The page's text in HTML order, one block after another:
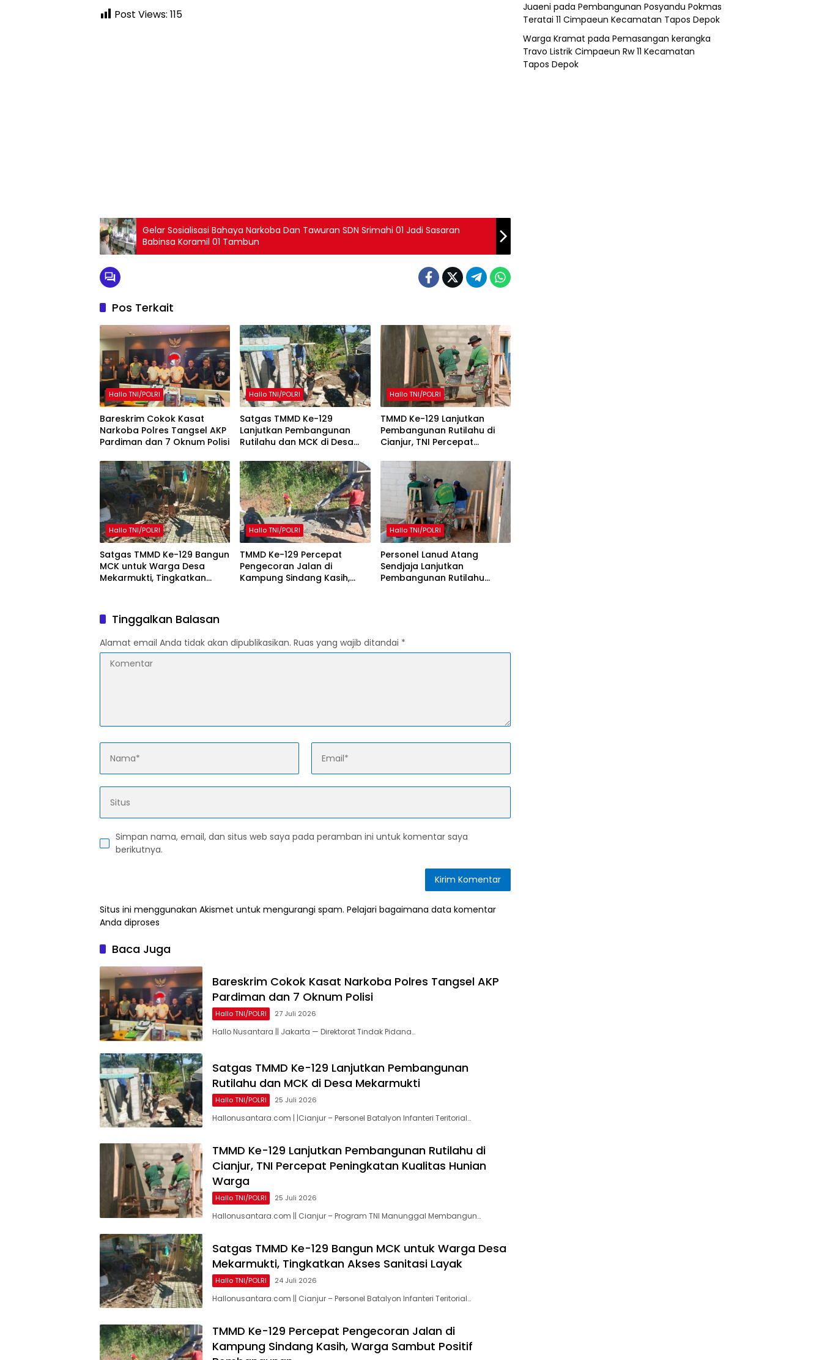
Post Views: 115
Gelar Sosialisasi Bahaya Narkoba Dan Tawuran SDN Srimahi 01 Jadi Sasaran
Babinsa Koramil 01 Tambun
Pos Terkait
Hallo TNI/POLRI
Bareskrim Cokok Kasat
Narkoba Polres Tangsel AKP
Pardiman dan 7 Oknum Polisi
Hallo TNI/POLRI
Satgas TMMD Ke-129
Lanjutkan Pembangunan
Rutilahu dan MCK di Desa
Hallo TNI/POLRI
TMMD Ke-129 Lanjutkan
Pembangunan Rutilahu di
Cianjur, TNI Percepat
Warga
Hallo TNI/POLRI
Satgas TMMD Ke-129 Bangun
MCK untuk Warga Desa
Mekarmukti, Tingkatkan
Hallo TNI/POLRI
TMMD Ke-129 Percepat
Pengecoran Jalan di
Kampung Sindang Kasih,
Hallo TNI/POLRI
Personel Lanud Atang
Sendjaja Lanjutkan
Pembangunan Rutilahu
Tinggalkan Balasan
Alamat email Anda tidak akan dipublikasikan. Ruas yang wajib ditandai *
Simpan nama, email, dan situs web saya pada peramban ini untuk komentar saya
berikutnya.
Situs ini menggunakan Akismet untuk mengurangi spam. Pelajari bagaimana data komentar
Anda diproses
Baca Juga
Bareskrim Cokok Kasat Narkoba Polres Tangsel AKP
Pardiman dan 7 Oknum Polisi
Hallo TNI/POLRI 27 Juli 2026
Hallo Nusantara || Jakarta — Direktorat Tindak Pidana…
Satgas TMMD Ke-129 Lanjutkan Pembangunan
Rutilahu dan MCK di Desa Mekarmukti
Hallo TNI/POLRI 25 Juli 2026
Hallonusantara.com | |Cianjur – Personel Batalyon Infanteri Teritorial…
TMMD Ke-129 Lanjutkan Pembangunan Rutilahu di
Cianjur, TNI Percepat Peningkatan Kualitas Hunian
Warga
Hallo TNI/POLRI 25 Juli 2026
Hallonusantara.com || Cianjur – Program TNI Manunggal Membangun…
Satgas TMMD Ke-129 Bangun MCK untuk Warga Desa
Mekarmukti, Tingkatkan Akses Sanitasi Layak
Hallo TNI/POLRI 24 Juli 2026
Hallonusantara.com || Cianjur – Personel Batalyon Infanteri Teritorial…
TMMD Ke-129 Percepat Pengecoran Jalan di
Kampung Sindang Kasih, Warga Sambut Positif
Juaeni pada Pembangunan Posyandu Pokmas
Teratai 11 Cimpaeun Kecamatan Tapos Depok
Warga Kramat pada Pemasangan kerangka
Travo Listrik Cimpaeun Rw 11 Kecamatan
Tapos Depok